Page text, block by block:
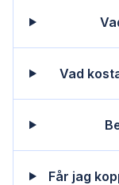
Vad
Får jag